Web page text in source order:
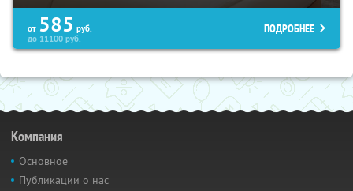
от 585 руб.
до11100руб.
ПОДРОБНЕЕ
Компания
Основное
Публикации о нас